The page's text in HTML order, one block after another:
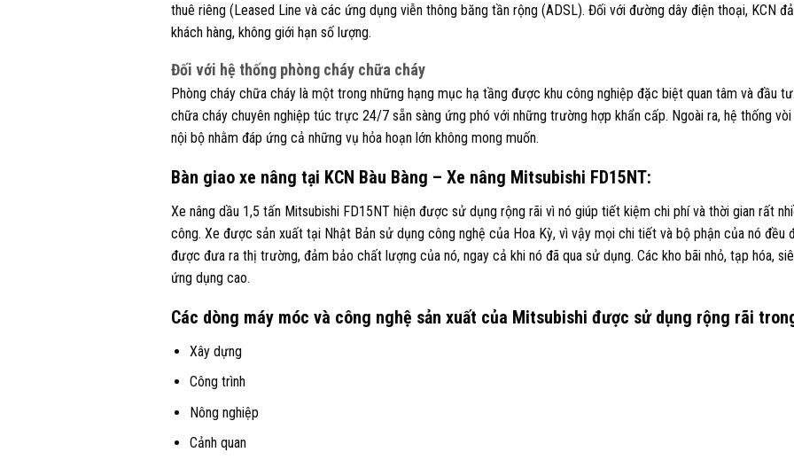
thuê riêng (Leased Line và các ứng dụng viễn thông băng tần rộng (ADSL). Đối với đường dây điện thoại, KCN
khách hàng, không giới hạn số lượng.
Đối với hệ thống phòng cháy chữa cháy
Phòng cháy chữa cháy là một trong những hạng mục hạ tầng được khu công nghiệp đặc biệt quan tâm và đầu
chữa cháy chuyên nghiệp túc trực 24/7 sẵn sàng ứng phó với những trường hợp khẩn cấp. Ngoài ra, hệ thống
nội bộ nhằm đáp ứng cả những vụ hỏa hoạn lớn không mong muốn.
Bàn giao xe nâng tại KCN Bàu Bàng – Xe nâng Mitsubishi FD15NT:
Xe nâng dầu 1,5 tấn Mitsubishi FD15NT hiện được sử dụng rộng rãi vì nó giúp tiết kiệm chi phí và thời gian rất
công. Xe được sản xuất tại Nhật Bản sử dụng công nghệ của Hoa Kỳ, vì vậy mọi chi tiết và bộ phận của nó
được đưa ra thị trường, đảm bảo chất lượng của nó, ngay cả khi nó đã qua sử dụng. Các kho bãi nhỏ, tạp hóa,
ứng dụng cao.
Các dòng máy móc và công nghệ sản xuất của Mitsubishi được sử dụng rộng rãi
Xây dựng
Công trình
Nông nghiệp
Cảnh quan